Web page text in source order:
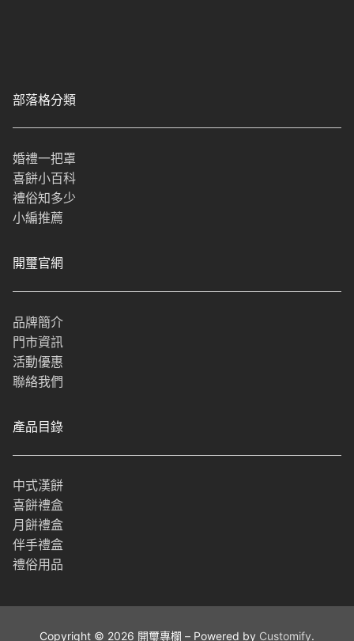
部落格分類
婚禮一把罩
喜餅小百科
禮俗知多少
小編推薦
開璽官網
品牌簡介
門市資訊
活動優惠
聯絡我們
產品目錄
中式漢餅
喜餅禮盒
月餅禮盒
伴手禮盒
禮俗用品
Copyright © 2026 開璽專欄 – Powered by Customify.